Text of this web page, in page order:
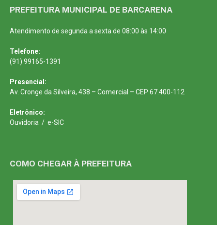
PREFEITURA MUNICIPAL DE BARCARENA
Atendimento de segunda a sexta de 08:00 às 14:00
Telefone:
(91) 99165-1391
Presencial:
Av. Cronge da Silveira, 438 – Comercial – CEP 67.400-112
Eletrônico:
Ouvidoria / e-SIC
COMO CHEGAR À PREFEITURA